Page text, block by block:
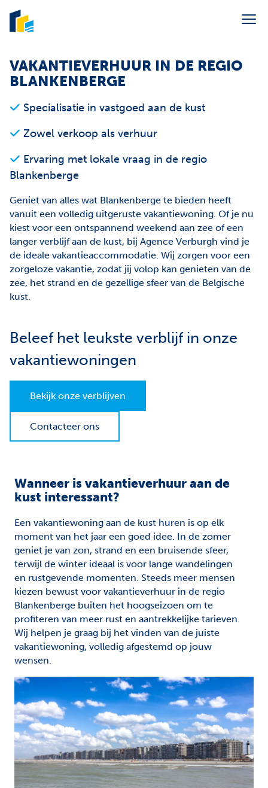
Portaal syndic
E-mail onsinfo@agenceverburgh.be
Bel ons+32 50 41 38 85
Facebook
Instagram
Jobs
Verkoop
Verhuur
Vakantieverhuur
Syndic
Over ons
Contact
VAKANTIEVERHUUR IN DE REGIO
BLANKENBERGE
Specialisatie in vastgoed aan de kust
Zowel verkoop als verhuur
Ervaring met lokale vraag in de regio
Blankenberge
Geniet van alles wat Blankenberge te bieden heeft
vanuit een volledig uitgeruste vakantiewoning. Of je nu
kiest voor een ontspannend weekend aan zee of een
langer verblijf aan de kust, bij Agence Verburgh vind je
de ideale vakantieaccommodatie. Wij zorgen voor een
zorgeloze vakantie, zodat jij volop kan genieten van de
zee, het strand en de gezellige sfeer van de Belgische
kust.
Beleef het leukste verblijf in onze
vakantiewoningen
Bekijk onze verblijven
Contacteer ons
Wanneer is vakantieverhuur aan de
kust interessant?
Een vakantiewoning aan de kust huren is op elk
moment van het jaar een goed idee. In de zomer
geniet je van zon, strand en een bruisende sfeer,
terwijl de winter ideaal is voor lange wandelingen
en rustgevende momenten. Steeds meer mensen
kiezen bewust voor vakantieverhuur in de regio
Blankenberge buiten het hoogseizoen om te
profiteren van meer rust en aantrekkelijke tarieven.
Wij helpen je graag bij het vinden van de juiste
vakantiewoning, volledig afgestemd op jouw
wensen.